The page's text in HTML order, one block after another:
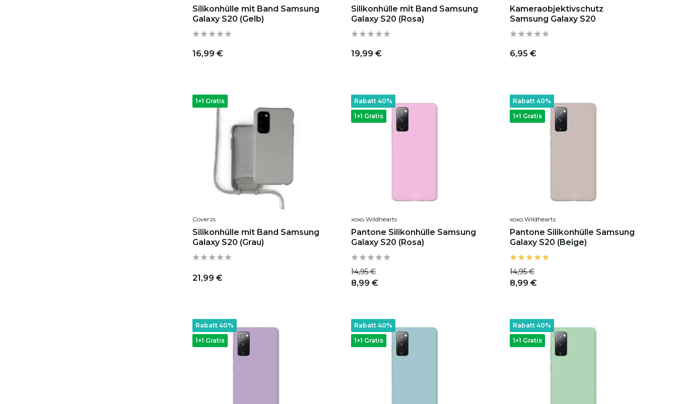
Silikonhülle mit Band Samsung
Galaxy S20 (Gelb)
16,99 €
Silikonhülle mit Band Samsung
Galaxy S20 (Rosa)
19,99 €
Kameraobjektivschutz
Samsung Galaxy S20
6,95 €
1+1 Gratis
Coverzs
Silikonhülle mit Band Samsung
Galaxy S20 (Grau)
21,99 €
1+1 Gratis
Rabatt 40%
xoxo Wildhearts
Pantone Silikonhülle Samsung
Galaxy S20 (Rosa)
14,95 €
8,99 €
1+1 Gratis
Rabatt 40%
xoxo Wildhearts
Pantone Silikonhülle Samsung
Galaxy S20 (Beige)
14,95 €
8,99 €
1+1 Gratis
Rabatt 40%
1+1 Gratis
Rabatt 40%
1+1 Gratis
Rabatt 40%